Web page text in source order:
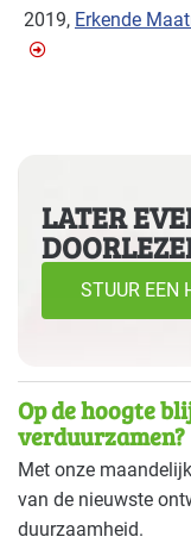
2019, Erkende
LATER
STUUR EEN
Op de hoogte
verduurzamen?
Met onze
van de nieuwste
duurzaamheid.